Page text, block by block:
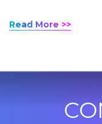
Read More >>